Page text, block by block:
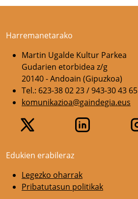
Harremanetarako
Martin Ugalde Kultur Parkea
Gudarien etorbidea z/g
20140 - Andoain (Gipuzkoa)
Tel.: 623-38 02 23 / 943-30 43 65
komunikazioa@gaindegia.eus
Edukien erabileraz
Legezko oharrak
Pribatutasun politikak